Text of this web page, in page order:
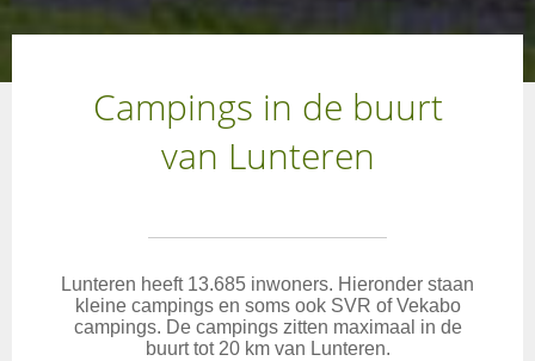
Campings in de buurt
van Lunteren
Lunteren heeft 13.685 inwoners. Hieronder staan
kleine campings en soms ook SVR of Vekabo
campings. De campings zitten maximaal in de
buurt tot 20 km van Lunteren.